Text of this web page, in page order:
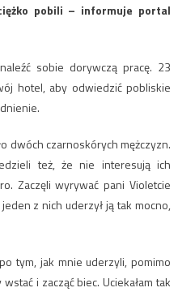
pobili – informuje portal
sobie dorywczą pracę. 23
hotel, aby odwiedzić pobliskie
dwóch czarnoskórych mężczyzn.
też, że nie interesują ich
Zaczęli wyrywać pani Violetcie
z nich uderzył ją tak mocno,
tym, jak mnie uderzyli, pomimo
i zacząć biec. Uciekałam tak